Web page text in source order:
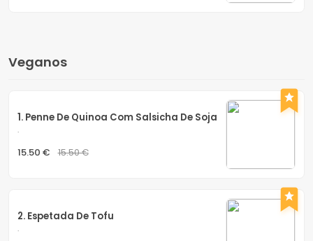
Veganos
1. Penne De Quinoa Com Salsicha De Soja
.
15.50 € 15.50 €
2. Espetada De Tofu
.